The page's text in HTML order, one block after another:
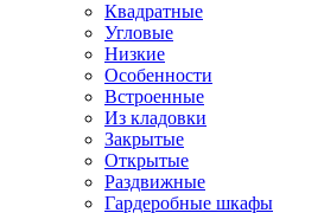
Квадратные
Угловые
Низкие
Особенности
Встроенные
Из кладовки
Закрытые
Открытые
Раздвижные
Гардеробные шкафы